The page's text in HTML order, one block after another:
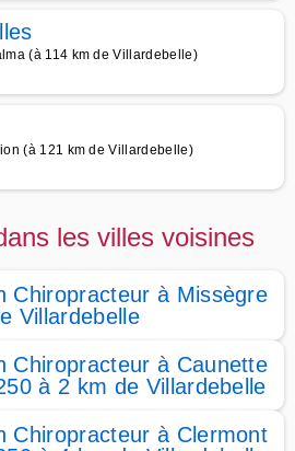
(à 114 km de Villardebelle)
(à 121 km de Villardebelle)
les villes voisines
Chiropracteur à Missègre
Villardebelle
Chiropracteur à Caunette
à 2 km de Villardebelle
Chiropracteur à Clermont